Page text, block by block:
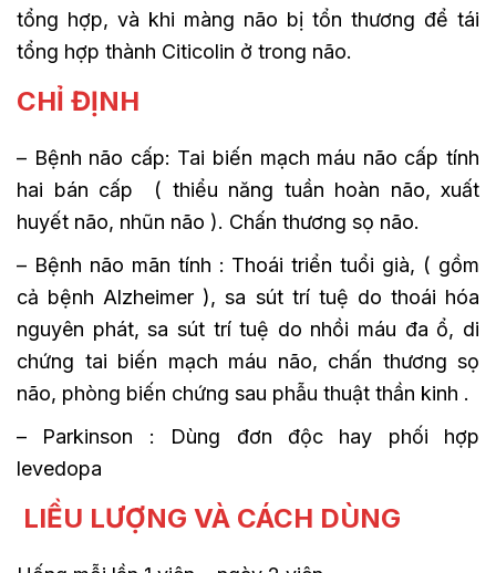
tổng hợp, và khi màng não bị tổn thương để tái
tổng hợp thành Citicolin ở trong não.
CHỈ ĐỊNH
– Bệnh não cấp: Tai biến mạch máu não cấp tính
hai bán cấp ( thiểu năng tuần hoàn não, xuất
huyết não, nhũn não ). Chấn thương sọ não.
– Bệnh não mãn tính : Thoái triển tuổi già, ( gồm
cả bệnh Alzheimer ), sa sút trí tuệ do thoái hóa
nguyên phát, sa sút trí tuệ do nhồi máu đa ổ, di
chứng tai biến mạch máu não, chấn thương sọ
não, phòng biến chứng sau phẫu thuật thần kinh .
– Parkinson : Dùng đơn độc hay phối hợp
levedopa
LIỀU LƯỢNG VÀ CÁCH DÙNG